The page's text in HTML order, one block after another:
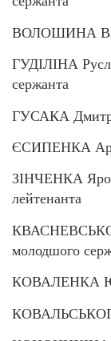
ВОЛОШИНА
ГУДІЛІНА
сержанта
ГУСАКА
ЄСИПЕНКА
ЗІНЧЕНКА
лейтенанта
молодшого
КОВАЛЕНКА